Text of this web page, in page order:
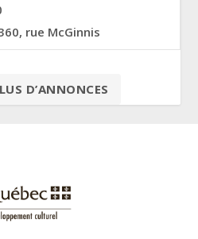
rue McGinnis
D’ANNONCES